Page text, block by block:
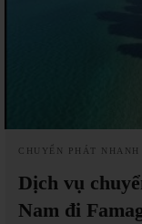
CHUYỂN PHÁT NHANH
Dịch vụ
Nam đi